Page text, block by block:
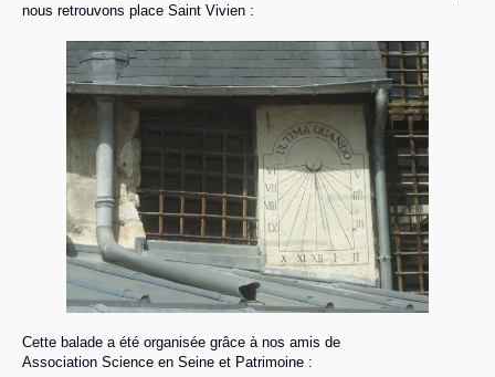
nous retrouvons place Saint Vivien :
Cette balade a été organisée grâce à nos amis de
Association Science en Seine et Patrimoine :